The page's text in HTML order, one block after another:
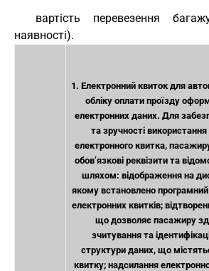
вартість перевезення
наявності).
1. Електронний квиток для
обліку оплати проїзду
електронних даних. Для
та зручності використання
електронного квитка,
обов’язкові реквізити та
шляхом: відображення на
якому встановлено програмний
електронних квитків;
що дозволяє пасажиру
зчитування та
структури даних, що
квитку; надсилання